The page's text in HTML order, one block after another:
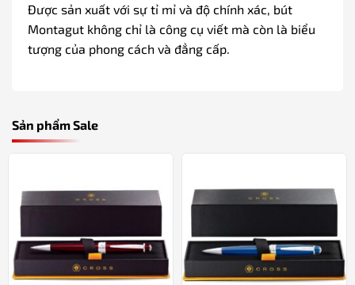
Được sản xuất với sự tỉ mỉ và độ chính xác, bút
Montagut không chỉ là công cụ viết mà còn là biểu
tượng của phong cách và đẳng cấp.
Sản phẩm Sale